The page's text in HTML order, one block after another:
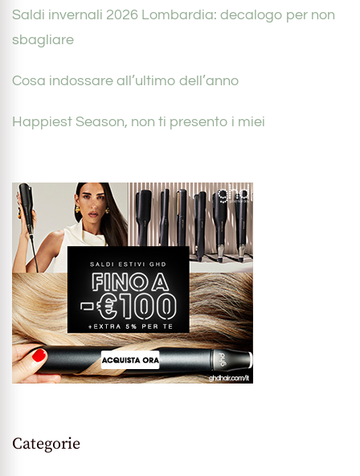
Saldi invernali 2026 Lombardia: decalogo per non
sbagliare
Cosa indossare all’ultimo dell’anno
Happiest Season, non ti presento i miei
Categorie